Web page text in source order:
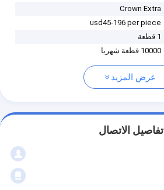
Crown Extra
usd45-196 per piece
1 قطعة
10000 قطعة شهريا
عرض المزيد
تفاصيل الاتصال